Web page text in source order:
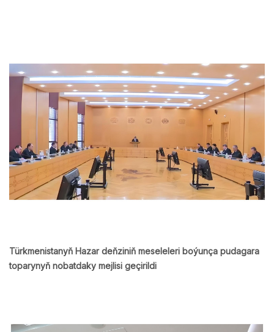
Türkmenistanyň Hazar deňziniň meseleleri boýunça pudagara
toparynyň nobatdaky mejlisi geçirildi